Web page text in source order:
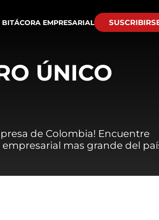
BITÁCORA EMPRESARIAL
ÚNICO
de Colombia! Encuentre
mas grande del